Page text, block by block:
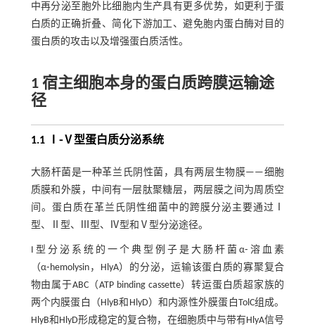
中再分泌至胞外比细胞内生产具有更多优势，如更利于蛋
白质的正确折叠、简化下游加工、避免胞内蛋白酶对目的
蛋白质的攻击以及增强蛋白质活性。
1 宿主细胞本身的蛋白质跨膜运输途
径
1.1 Ⅰ⁃Ⅴ型蛋白质分泌系统
大肠杆菌是一种革兰氏阴性菌，具有两层生物膜——细胞
质膜和外膜，中间有一层肽聚糖层，两层膜之间为周质空
间。蛋白质在革兰氏阴性细菌中的跨膜分泌主要通过Ⅰ
型、Ⅱ型、Ⅲ型、Ⅳ型和Ⅴ型分泌途径。
I型分泌系统的一个典型例子是大肠杆菌α⁃溶血素
（α⁃hemolysin，HlyA）的分泌，运输该蛋白质的寡聚复合
物由属于ABC（ATP binding cassette）转运蛋白质超家族的
两个内膜蛋白（HlyB和HlyD）和内源性外膜蛋白TolC组成。
HlyB和HlyD形成稳定的复合物，在细胞质中与带有HlyA信号